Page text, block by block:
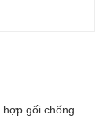
gối chống